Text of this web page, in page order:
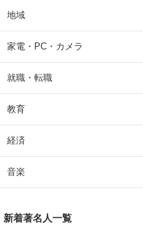
地域
家電・PC・カメラ
就職・転職
教育
経済
音楽
新着著名人一覧